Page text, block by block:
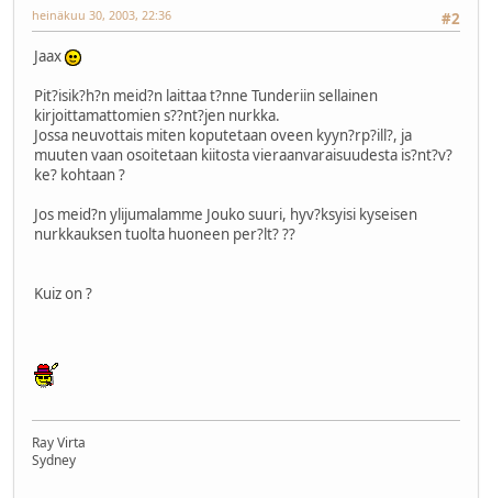
#2
heinäkuu 30, 2003, 22:36
Jaax
Pit?isik?h?n meid?n laittaa t?nne Tunderiin sellainen
kirjoittamattomien s??nt?jen nurkka.
Jossa neuvottais miten koputetaan oveen kyyn?rp?ill?, ja
muuten vaan osoitetaan kiitosta vieraanvaraisuudesta is?nt?v?
ke? kohtaan ?
Jos meid?n ylijumalamme Jouko suuri, hyv?ksyisi kyseisen
nurkkauksen tuolta huoneen per?lt? ??
Kuiz on ?
Ray Virta
Sydney